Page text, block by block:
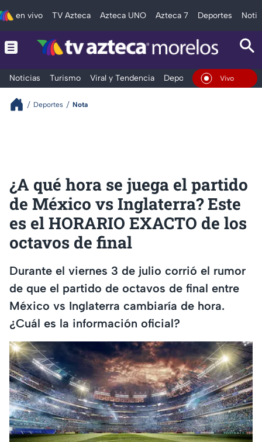
en vivo TV Azteca Azteca UNO Azteca 7 Deportes
Noticias Turismo Viral y Tendencia Deportes Espectáculos
En Vivo
Deportes Nota
¿A qué hora se juega el partido
de México vs Inglaterra? Este
es el HORARIO EXACTO de los
octavos de final
Durante el viernes 3 de julio corrió el rumor
de que el partido de octavos de final entre
México vs Inglaterra cambiaría de hora.
¿Cuál es la información oficial?